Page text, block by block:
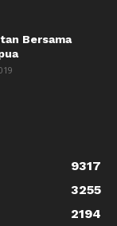
Bersama
9317
3255
2194